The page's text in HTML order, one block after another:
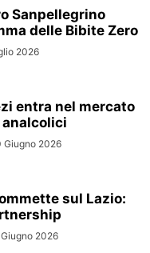
Sanpellegrino
delle Bibite Zero
2026
entra nel mercato
Giugno 2026
sul Lazio:
2026